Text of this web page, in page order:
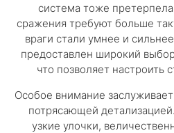
система тоже
сражения требуют больше
враги стали умнее и
предоставлен широкий
что позволяет настроить
Особое внимание
потрясающей
узкие улочки,